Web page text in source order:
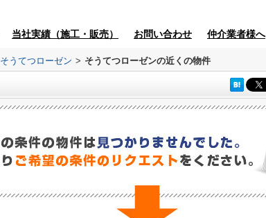
当社実績（施工・販売） お問い合わせ 仲介業者様へ
そうてつローゼン > そうてつローゼンの近くの物件